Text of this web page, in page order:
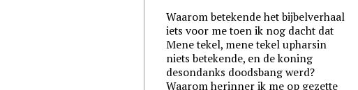
Waarom betekende het bijbelverhaal
iets voor me toen ik nog dacht dat
Mene tekel, mene tekel upharsin
niets betekende, en de koning
desondanks doodsbang werd?
Waarom herinner ik me op gezette